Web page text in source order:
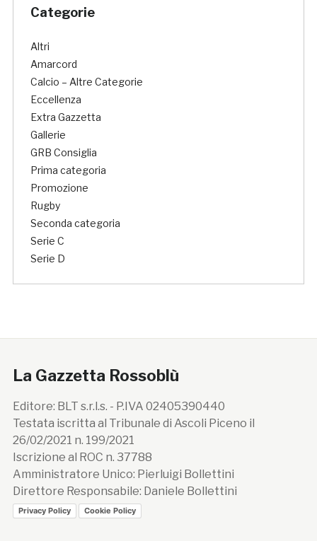
Categorie
Altri
Amarcord
Calcio – Altre Categorie
Eccellenza
Extra Gazzetta
Gallerie
GRB Consiglia
Prima categoria
Promozione
Rugby
Seconda categoria
Serie C
Serie D
La Gazzetta Rossoblù
Editore: BLT s.r.l.s. - P.IVA 02405390440
Testata iscritta al Tribunale di Ascoli Piceno il
26/02/2021 n. 199/2021
Iscrizione al ROC n. 37788
Amministratore Unico: Pierluigi Bollettini
Direttore Responsabile: Daniele Bollettini
Privacy Policy Cookie Policy